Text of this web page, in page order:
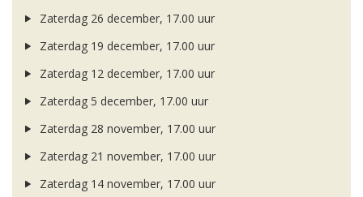
Zaterdag 26 december, 17.00 uur
Zaterdag 19 december, 17.00 uur
Zaterdag 12 december, 17.00 uur
Zaterdag 5 december, 17.00 uur
Zaterdag 28 november, 17.00 uur
Zaterdag 21 november, 17.00 uur
Zaterdag 14 november, 17.00 uur